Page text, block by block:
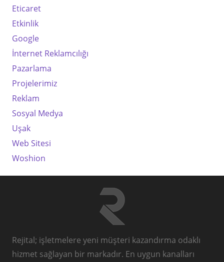
Eticaret
Etkinlik
Google
İnternet Reklamcılığı
Pazarlama
Projelerimiz
Reklam
Sosyal Medya
Uşak
Web Sitesi
Woshion
Rejital; işletmelere yeni müşteri kazandırma odaklı
hizmet sağlayan bir markadır. En uygun kanalları